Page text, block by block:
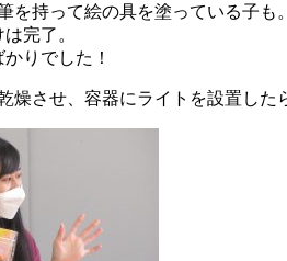
を持って絵の具を塗っている子も。
完了。
りでした！
燥させ、容器にライトを設置した